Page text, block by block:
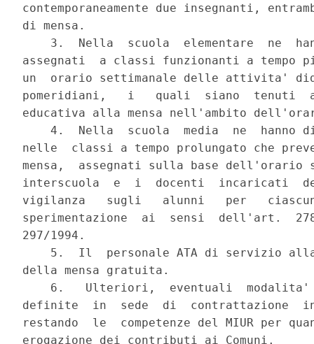
contemporaneamente due insegnanti,
di mensa.
3.  Nella  scuola  elementare  ne
assegnati  a classi funzionanti a tempo
un  orario settimanale delle attivita'
pomeridiani,   i   quali  siano  tenuti
educativa alla mensa nell'ambito
4.  Nella  scuola  media  ne  hanno
nelle  classi a tempo prolungato che
mensa,  assegnati sulla base
interscuola  e  i  docenti  incaricati
vigilanza   sugli   alunni   per
sperimentazione  ai  sensi  dell'art.
297/1994.
5.  Il  personale ATA di servizio
della mensa gratuita.
6.   Ulteriori,  eventuali
definite  in  sede  di  contrattazione
restando  le  competenze del MIUR per